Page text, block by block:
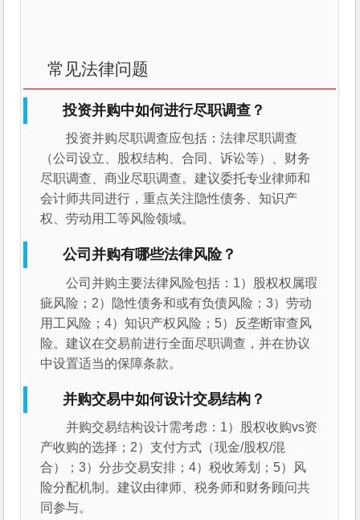
常见法律问题
投资并购中如何进行尽职调查？
投资并购尽职调查应包括：法律尽职调查
（公司设立、股权结构、合同、诉讼等）、财务
尽职调查、商业尽职调查。建议委托专业律师和
会计师共同进行，重点关注隐性债务、知识产
权、劳动用工等风险领域。
公司并购有哪些法律风险？
公司并购主要法律风险包括：1）股权权属瑕
疵风险；2）隐性债务和或有负债风险；3）劳动
用工风险；4）知识产权风险；5）反垄断审查风
险。建议在交易前进行全面尽职调查，并在协议
中设置适当的保障条款。
并购交易中如何设计交易结构？
并购交易结构设计需考虑：1）股权收购vs资
产收购的选择；2）支付方式（现金/股权/混
合）；3）分步交易安排；4）税收筹划；5）风
险分配机制。建议由律师、税务师和财务顾问共
同参与。